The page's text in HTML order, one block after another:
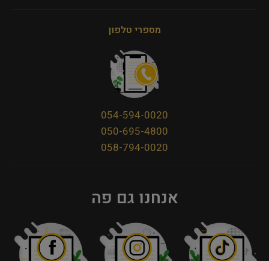
מספרי טלפון
054-594-0020
050-695-4800
058-794-0020
אנחנו גם פה